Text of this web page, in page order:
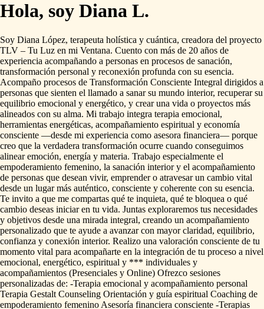
Hola, soy Diana L.
Soy Diana López, terapeuta holística y cuántica, creadora del proyecto
TLV – Tu Luz en mi Ventana. Cuento con más de 20 años de
experiencia acompañando a personas en procesos de sanación,
transformación personal y reconexión profunda con su esencia.
Acompaño procesos de Transformación Consciente Integral dirigidos a
personas que sienten el llamado a sanar su mundo interior, recuperar su
equilibrio emocional y energético, y crear una vida o proyectos más
alineados con su alma. Mi trabajo integra terapia emocional,
herramientas energéticas, acompañamiento espiritual y economía
consciente —desde mi experiencia como asesora financiera— porque
creo que la verdadera transformación ocurre cuando conseguimos
alinear emoción, energía y materia. Trabajo especialmente el
empoderamiento femenino, la sanación interior y el acompañamiento
de personas que desean vivir, emprender o atravesar un cambio vital
desde un lugar más auténtico, consciente y coherente con su esencia.
Te invito a que me compartas qué te inquieta, qué te bloquea o qué
cambio deseas iniciar en tu vida. Juntas exploraremos tus necesidades
y objetivos desde una mirada integral, creando un acompañamiento
personalizado que te ayude a avanzar con mayor claridad, equilibrio,
confianza y conexión interior. Realizo una valoración consciente de tu
momento vital para acompañarte en la integración de tu proceso a nivel
emocional, energético, espiritual y *** individuales y
acompañamientos (Presenciales y Online) Ofrezco sesiones
personalizadas de: -Terapia emocional y acompañamiento personal
Terapia Gestalt Counseling Orientación y guía espiritual Coaching de
empoderamiento femenino Asesoría financiera consciente -Terapias